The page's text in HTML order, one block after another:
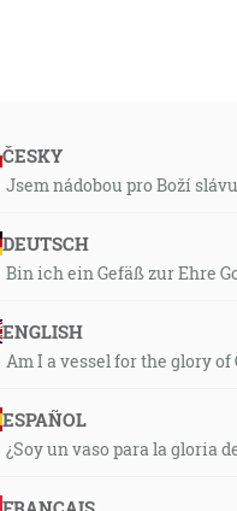
ČESKY
Jsem nádobou pro Boží
DEUTSCH
Bin ich ein Gefäß zur Ehre
ENGLISH
Am I a vessel for the glory of
ESPAÑOL
¿Soy un vaso para la gloria